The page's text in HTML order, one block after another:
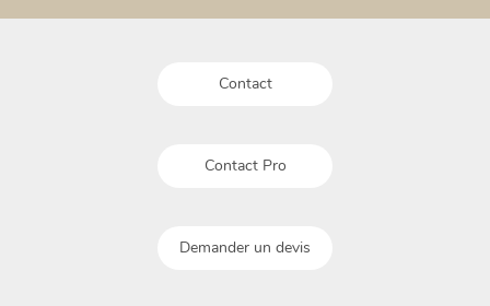
choisies
choisies
page
Contact
Contact Pro
Demander un devis